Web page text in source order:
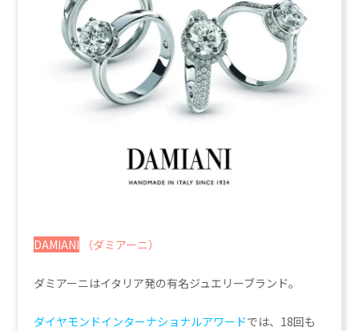
DAMIANI （ダミアーニ）
ダミアーニはイタリア発の有名ジュエリーブランド。
ダイヤモンドインターナショナルアワードでは、18回も